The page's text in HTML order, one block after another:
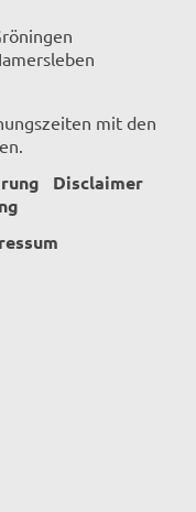
mit den
Disclaimer